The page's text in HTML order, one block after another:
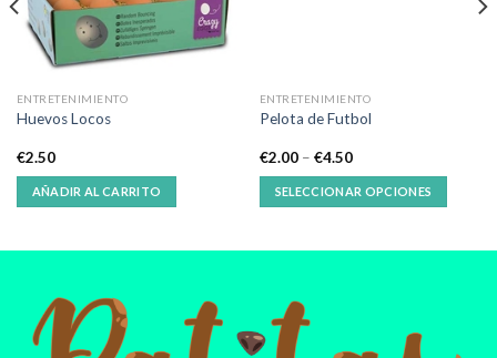
ENTRETENIMIENTO
Huevos Locos
€2.50
AÑADIR AL CARRITO
ENTRETENIMIENTO
Pelota de Futbol
€2.00– €4.50
SELECCIONAR OPCIONES